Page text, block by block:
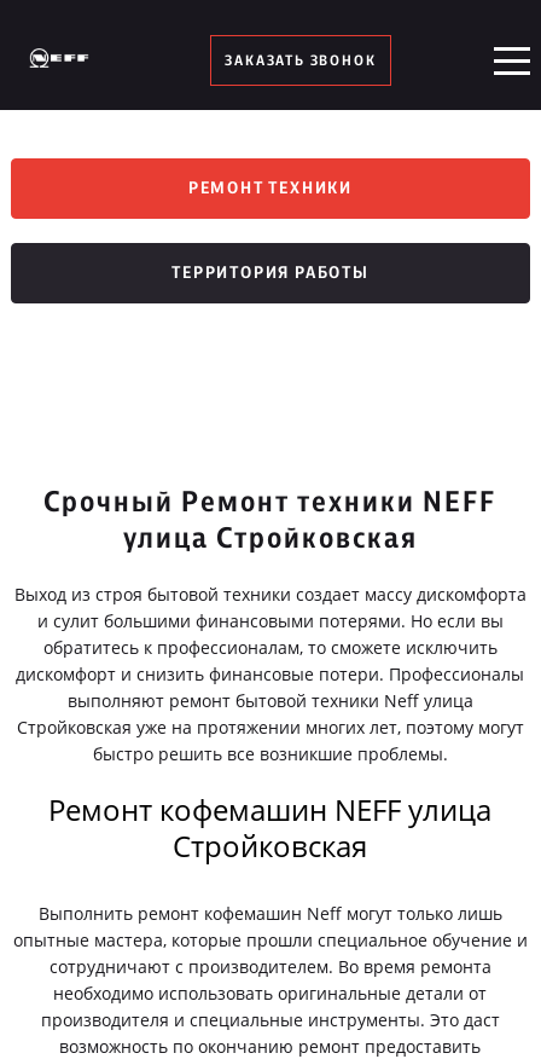
ЗАКАЗАТЬ ЗВОНОК
РЕМОНТ ТЕХНИКИ
ТЕРРИТОРИЯ РАБОТЫ
Срочный Ремонт техники NEFF
улица Стройковская
Выход из строя бытовой техники создает массу дискомфорта
и сулит большими финансовыми потерями. Но если вы
обратитесь к профессионалам, то сможете исключить
дискомфорт и снизить финансовые потери. Профессионалы
выполняют ремонт бытовой техники Neff улица
Стройковская уже на протяжении многих лет, поэтому могут
быстро решить все возникшие проблемы.
Ремонт кофемашин NEFF улица
Стройковская
Выполнить ремонт кофемашин Neff могут только лишь
опытные мастера, которые прошли специальное обучение и
сотрудничают с производителем. Во время ремонта
необходимо использовать оригинальные детали от
производителя и специальные инструменты. Это даст
возможность по окончанию ремонт предоставить